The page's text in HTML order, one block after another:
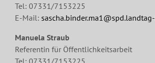
Tel: 07331/7153225
E-Mail:
Manuela Straub
Referentin für Öffentlichkeitsarbeit